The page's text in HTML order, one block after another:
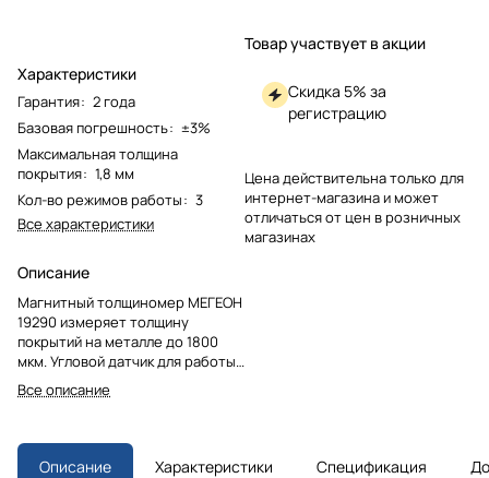
Характеристики
Гарантия: 2 года
Базовая погрешность: ±3%
Максимальная толщина
покрытия: 1,8 мм
Кол-во режимов работы: 3
Все характеристики
Описание
Магнитный толщиномер МЕГЕОН
19290 измеряет толщину
покрытий на металле до 1800
мкм. Угловой датчик для работы
на кромках, три режима
измерений и память на 15
калибровочные эталоны и кейс.
Все описание
Товар участвует в акции
Скидка 5% за
регистрацию
Цена действительна только для
интернет-магазина и может
отличаться от цен в розничных
магазинах
Описание Характеристики Спецификация